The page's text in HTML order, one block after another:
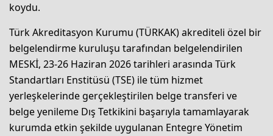
koydu.
Türk Akreditasyon Kurumu (TÜRKAK) akrediteli özel bir
belgelendirme kuruluşu tarafından belgelendirilen
MESKİ, 23-26 Haziran 2026 tarihleri arasında Türk
Standartları Enstitüsü (TSE) ile tüm hizmet
yerleşkelerinde gerçekleştirilen belge transferi ve
belge yenileme Dış Tetkikini başarıyla tamamlayarak
kurumda etkin şekilde uygulanan Entegre Yönetim